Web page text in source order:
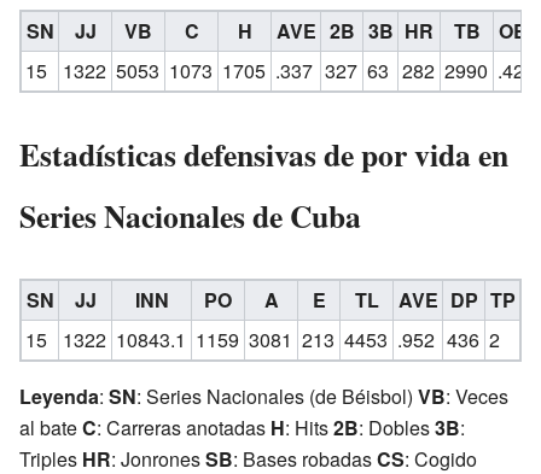
SN JJ VB C H AVE 2B 3B HR TB
OBP
15
1322 5053 1073 1705 .337 327 63 282 2990 .423
Estadísticas defensivas de por vida en
Series Nacionales de Cuba
SN JJ INN PO A E TL AVE DP TP
15
1322 10843.1 1159 3081 213 4453 .952 436 2
Leyenda: SN: Series Nacionales (de Béisbol) VB: Veces
al bateC: Carreras anotadas H: Hits2B: Dobles3B:
Triples HR: JonronesSB: Bases robadasCS: Cogido